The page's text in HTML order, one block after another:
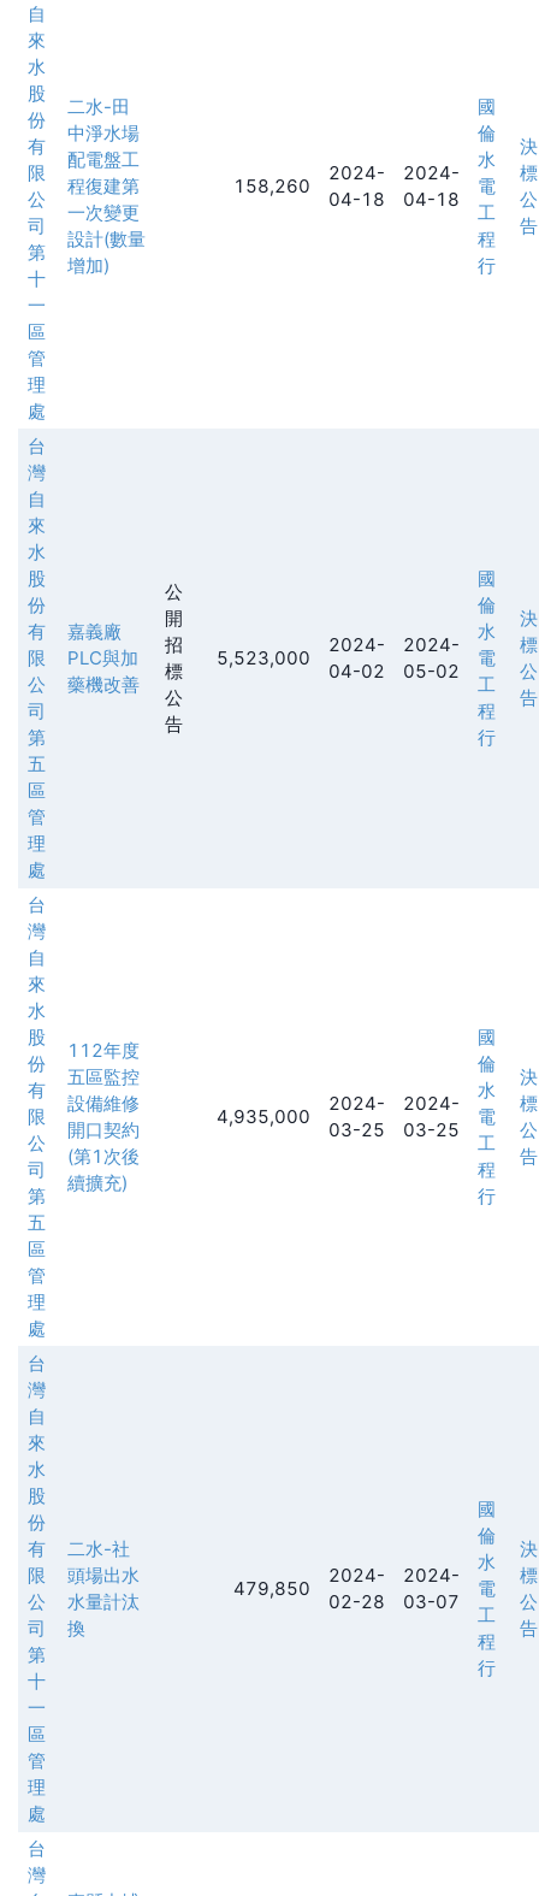
自
來
水
股
份
有
限
公
司
第
十
一
區
管
理
處
二水-田
中淨水場
配電盤工
程復建第
一次變更
設計(數量
增加)
158,260
2024-
04-18
2024-
04-18
國
倫
水
電
工
程
行
決
標
公
告
台
灣
自
來
水
股
份
有
限
公
司
第
五
區
管
理
處
嘉義廠
PLC與加
藥機改善
公
開
招
標
公
告
5,523,000
2024-
04-02
2024-
05-02
國
倫
水
電
工
程
行
決
標
公
告
台
灣
自
來
水
股
份
有
限
公
司
第
五
區
管
理
處
112年度
五區監控
設備維修
開口契約
(第1次後
續擴充)
4,935,000
2024-
03-25
2024-
03-25
國
倫
水
電
工
程
行
決
標
公
告
台
灣
自
來
水
股
份
有
限
公
司
第
十
一
區
管
理
處
二水-社
頭場出水
水量計汰
換
479,850
2024-
02-28
2024-
03-07
國
倫
水
電
工
程
行
決
標
公
告
台
灣